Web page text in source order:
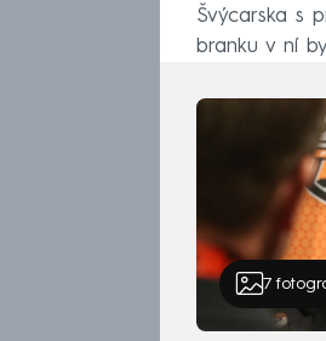
Švýcarska s
branku v ní
7